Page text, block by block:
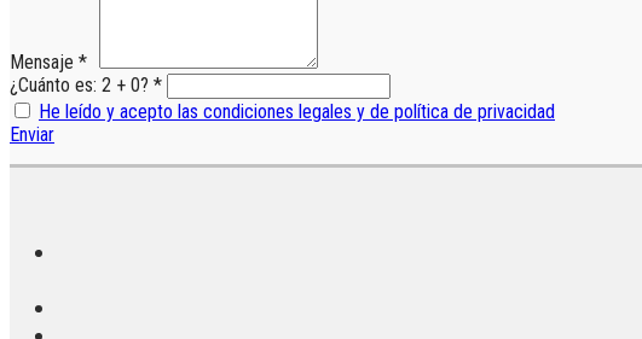
Mensaje *
¿Cuánto es: 2 + 0? *
He leído y acepto las condiciones legales y de política de privacidad
Enviar